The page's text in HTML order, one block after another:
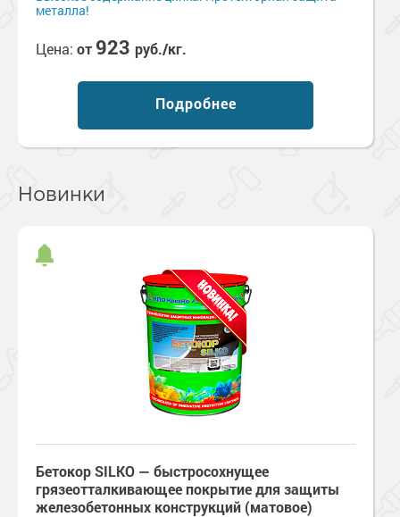
металла!
Цена: от 923 руб./кг.
Подробнее
Новинки
Бетокор SILKO — быстросохнущее
грязеотталкивающее покрытие для защиты
железобетонных конструкций (матовое)